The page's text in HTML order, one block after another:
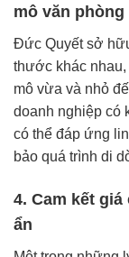
mô văn phòng
Đức Quyết sở
thước khác
mô vừa và nhỏ
doanh nghiệp có
có thể đáp ứng
bảo quá trình di
4. Cam kết
ẩn